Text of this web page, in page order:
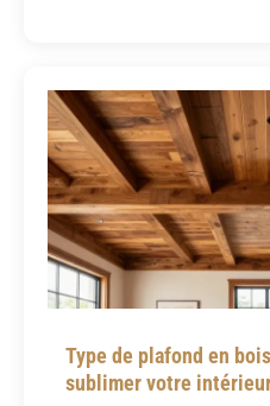
Type de plafond en
sublimer votre